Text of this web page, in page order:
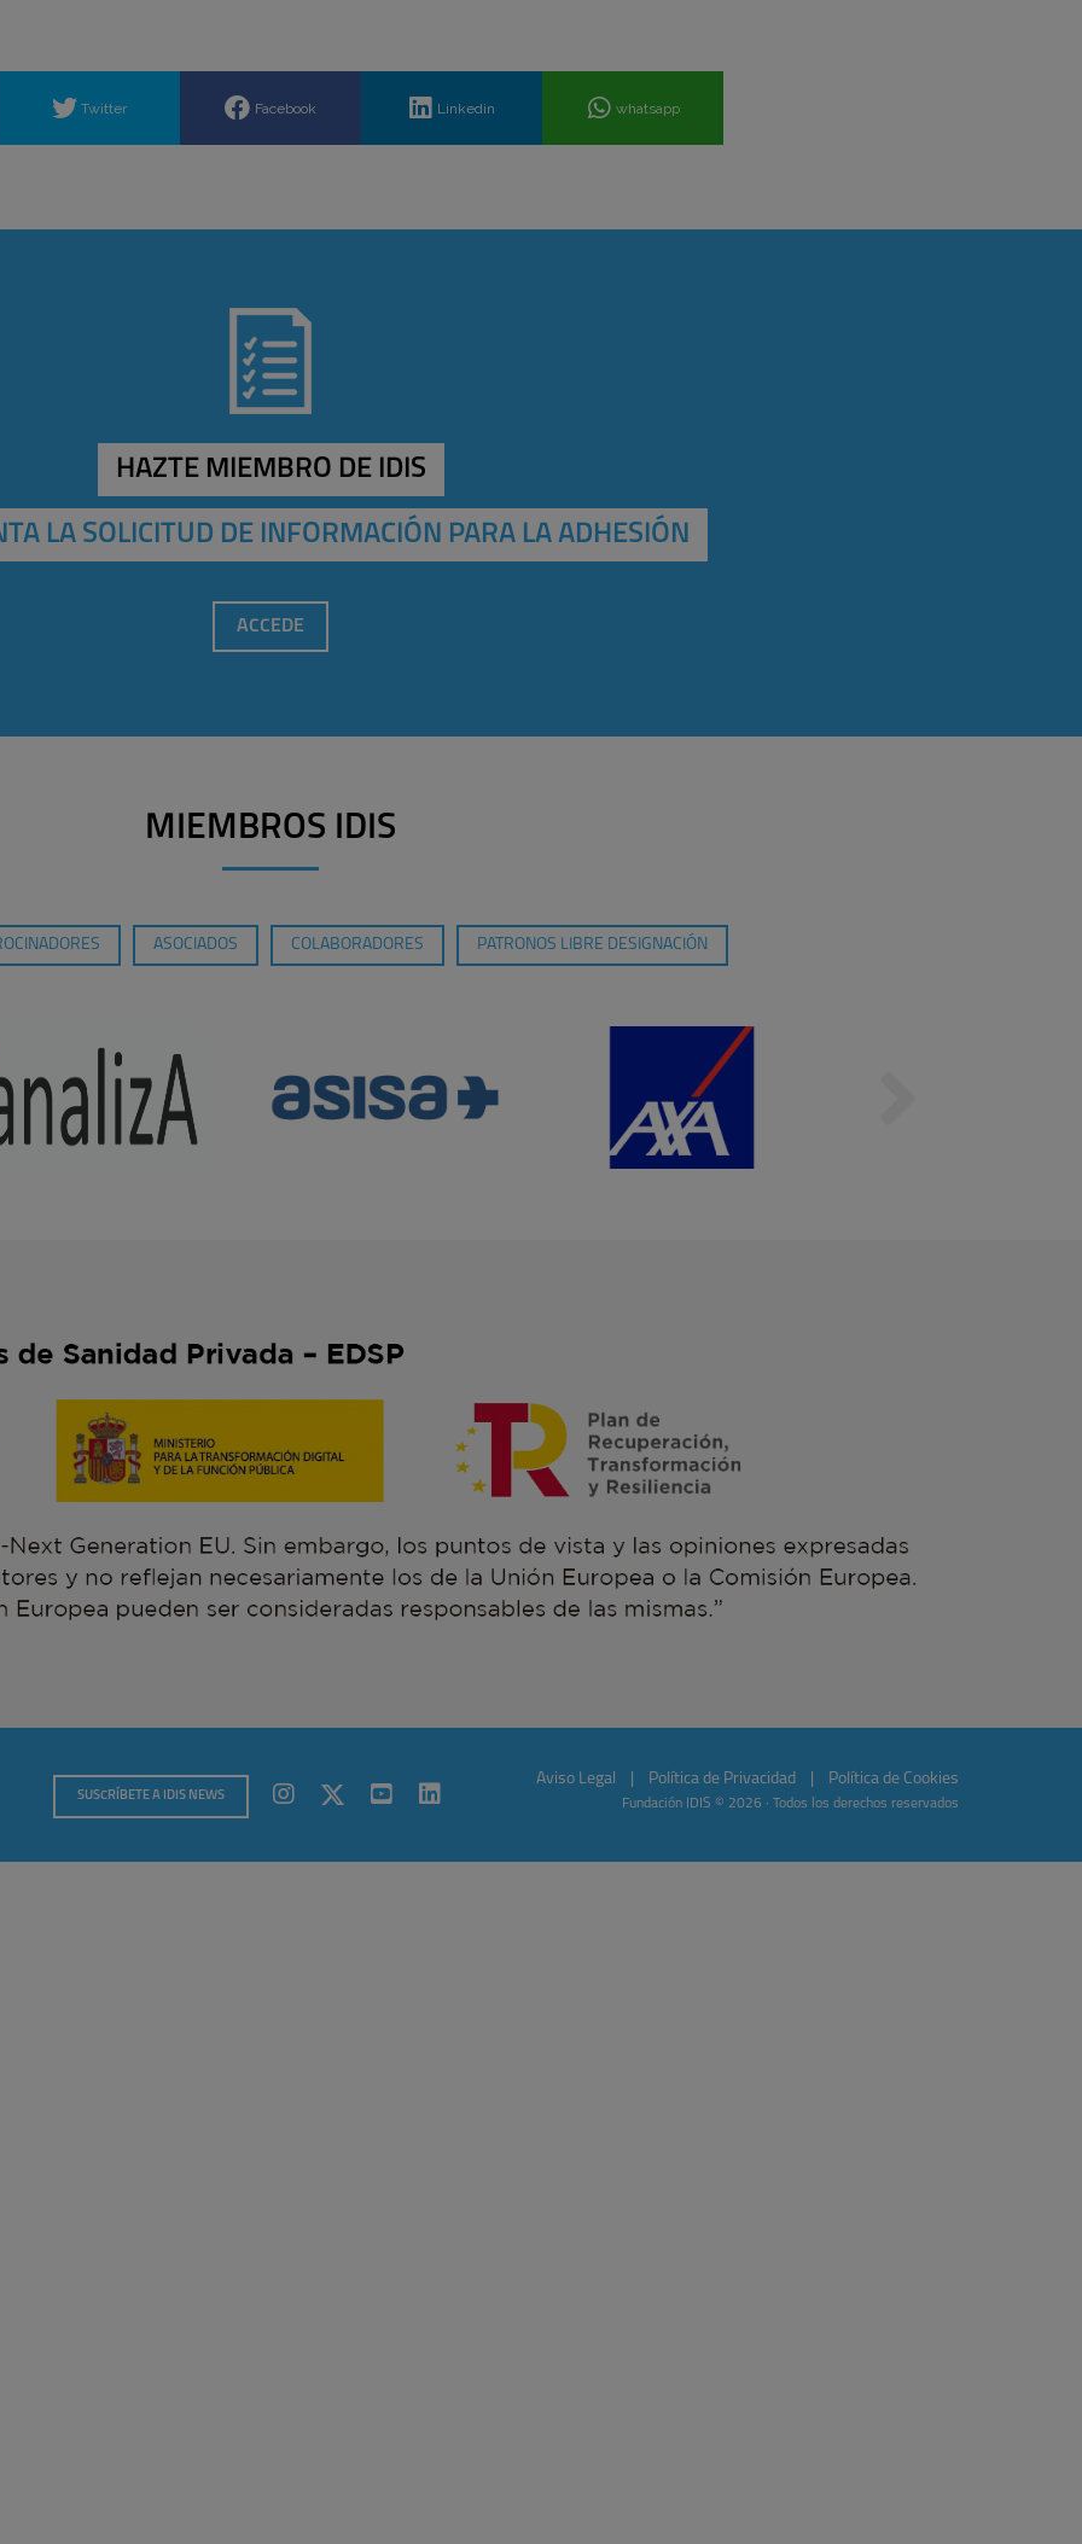
Twitter Facebook Linkedin whatsapp
HAZTE MIEMBRO DE IDIS
LA SOLICITUD DE INFORMACIÓN PARA LA ADHESIÓN
ACCEDE
MIEMBROS IDIS
ASOCIADOS COLABORADORES PATRONOS LIBRE DESIGNACIÓN
SUSCRÍBETE A IDIS NEWS
Aviso Legal Política de Privacidad Política de Cookies
Fundación IDIS © 2026 · Todos los derechos reservados